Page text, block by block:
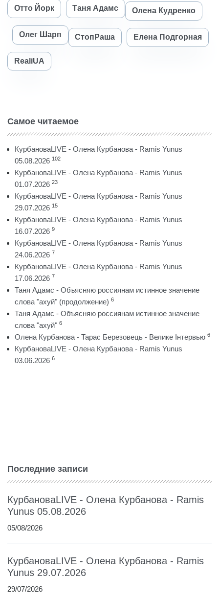
Отто Йорк Таня Адамс Олена Кудренко
Олег Шарп СтопРаша Елена Подгорная
RealiUA
Самое читаемое
КурбановаLIVE - Олена Курбанова - Ramis Yunus
05.08.2026 102
КурбановаLIVE - Олена Курбанова - Ramis Yunus
01.07.2026 23
КурбановаLIVE - Олена Курбанова - Ramis Yunus
29.07.2026 15
КурбановаLIVE - Олена Курбанова - Ramis Yunus
16.07.2026 9
КурбановаLIVE - Олена Курбанова - Ramis Yunus
24.06.2026 7
КурбановаLIVE - Олена Курбанова - Ramis Yunus
17.06.2026 7
Таня Адамс - Объясняю россиянам истинное значение
слова "ахуй" (продолжение) 6
Таня Адамс - Объясняю россиянам истинное значение
слова "ахуй" 6
Олена Курбанова - Тарас Березовець - Велике Інтервью 6
КурбановаLIVE - Олена Курбанова - Ramis Yunus
03.06.2026 6
Последние записи
КурбановаLIVE - Олена Курбанова - Ramis
Yunus 05.08.2026
05/08/2026
КурбановаLIVE - Олена Курбанова - Ramis
Yunus 29.07.2026
29/07/2026